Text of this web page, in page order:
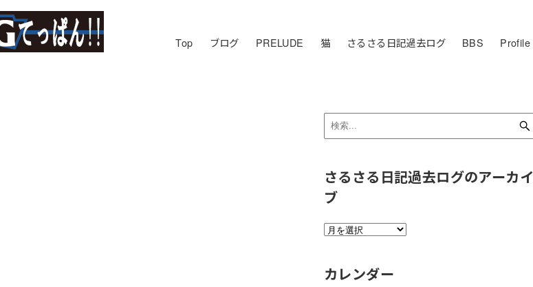
Top ブログ PRELUDE 猫 さるさる日記過去ログ BBS Profile
さるさる日記過去ログのアーカイ
ブ
さ
る
カレンダー